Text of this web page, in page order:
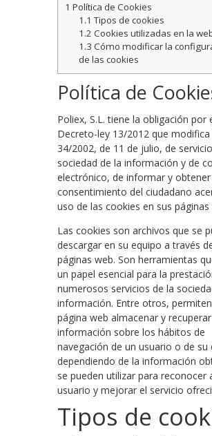
1 Política de Cookies
1.1 Tipos de cookies
1.2 Cookies utilizadas en la
1.3 Cómo modificar la
de las cookies
Política de
Poliex, S.L. tiene la obligación por
Decreto-ley 13/2012 que modifica
34/2002, de 11 de julio, de
sociedad de la información y de
electrónico, de informar y obtener
consentimiento del ciudadano
uso de las cookies en sus páginas
Las cookies son archivos que se
descargar en su equipo a través
páginas web. Son herramientas
un papel esencial para la
numerosos servicios de la
información. Entre otros,
página web almacenar y recuperar
información sobre los hábitos de
navegación de un usuario o de su
dependiendo de la información
se pueden utilizar para reconocer
usuario y mejorar el servicio
Tipos de